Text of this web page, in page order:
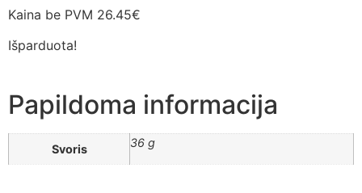
Kaina be PVM 26.45€
Išparduota!
Papildoma informacija
Svoris 36 g